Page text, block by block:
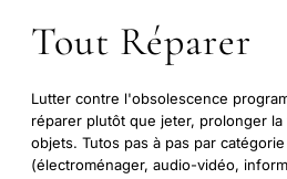
Tout Réparer
Lutter contre l'obsolescence
réparer plutôt que jeter, prolonger la
objets. Tutos pas à pas par catégorie
(électroménager, audio-vidéo,